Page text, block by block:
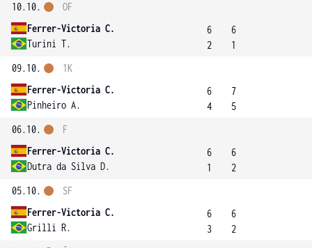
10.10.
Ferrer-Victoria C.
Turini T.
OF
6
2
6
1
09.10.
Ferrer-Victoria C.
Pinheiro A.
1K
6
4
7
5
06.10.
Ferrer-Victoria C.
Dutra da Silva D.
F
6
1
6
2
05.10.
Ferrer-Victoria C.
Grilli R.
SF
6
3
6
2